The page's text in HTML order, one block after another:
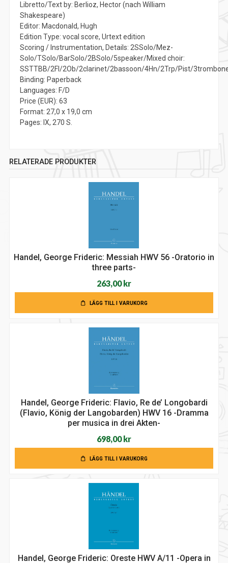
Libretto/Text by: Berlioz, Hector (nach William
Shakespeare)
Editor: Macdonald, Hugh
Edition Type: vocal score, Urtext edition
Scoring / Instrumentation, Details: 2SSolo/Mez-
Solo/TSolo/BarSolo/2BSolo/5speaker/Mixed choir:
SSTTBB/2Fl/2Ob/2clarinet/2bassoon/4Hn/2Trp/Pist/
Binding: Paperback
Languages: F/D
Price (EUR): 63
Format: 27,0 x 19,0 cm
Pages: IX, 270 S.
RELATERADE PRODUKTER
Handel, George Frideric: Messiah HWV 56 -Oratorio in
three parts-
263,00kr
LÄGG TILL I VARUKORG
Handel, George Frideric: Flavio, Re de’ Longobardi
(Flavio, König der Langobarden) HWV 16 -Dramma
per musica in drei Akten-
698,00kr
LÄGG TILL I VARUKORG
Handel, George Frideric: Oreste HWV A/11 -Opera in